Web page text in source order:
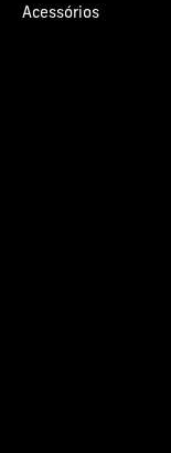
Acessórios